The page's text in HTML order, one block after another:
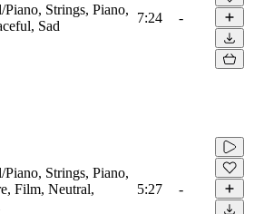
Piano, Strings, Piano,
Sad
7:24 -
Piano, Strings, Piano,
Film, Neutral,
5:27 -